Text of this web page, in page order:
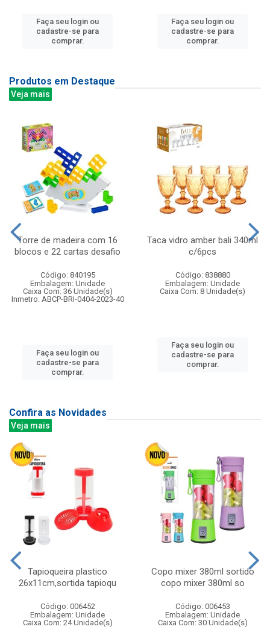
Faça seu login ou
cadastre-se para
comprar.
Faça seu login ou
cadastre-se para
comprar.
Produtos em Destaque
Veja mais
Torre de madeira com 16
blocos e 22 cartas desafio
Código: 840195
Embalagem: Unidade
Caixa Com: 36 Unidade(s)
Inmetro: ABCP-BRI-0404-2023-40
Faça seu login ou
cadastre-se para
comprar.
Taca vidro amber bali 340ml
c/6pcs
Código: 838880
Embalagem: Unidade
Caixa Com: 8 Unidade(s)
Faça seu login ou
cadastre-se para
comprar.
Confira as Novidades
Veja mais
Tapioqueira plastico
26x11cm,sortida tapioqu
Código: 006452
Embalagem: Unidade
Caixa Com: 24 Unidade(s)
Copo mixer 380ml sortido
copo mixer 380ml so
Código: 006453
Embalagem: Unidade
Caixa Com: 30 Unidade(s)